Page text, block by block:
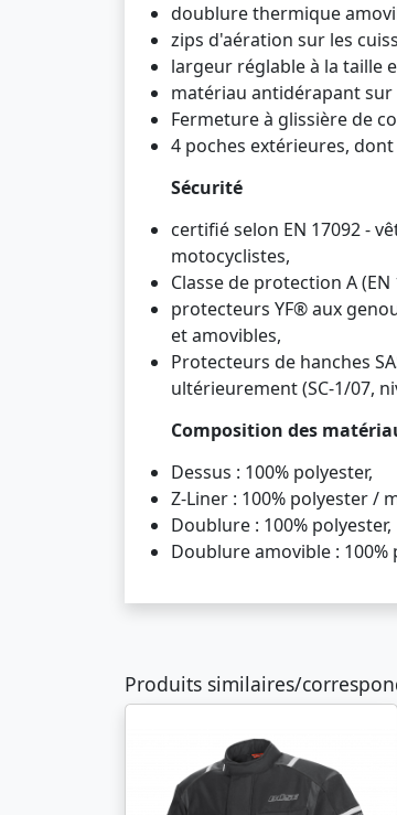
doublure thermique
zips d'aération sur les
largeur réglable à la taille
matériau antidérapant sur
Fermeture à glissière de
4 poches extérieures,
Sécurité
certifié selon EN 17092 -
motocyclistes,
Classe de protection A (EN
protecteurs YF® aux
et amovibles,
Protecteurs de hanches
ultérieurement (SC-1/07,
Composition des
Dessus : 100% polyester,
Z-Liner : 100% polyester /
Doublure : 100% polyester,
Doublure amovible : 100%
Produits similaires/